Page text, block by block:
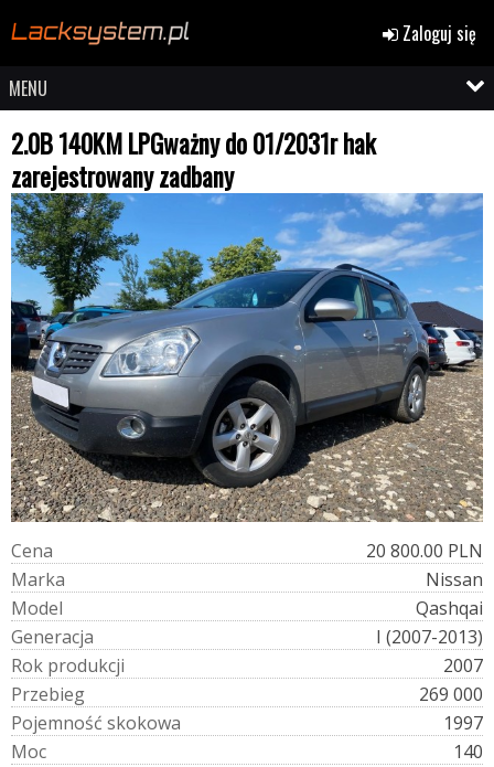
Zaloguj się
MENU
2.0B 140KM LPGważny do 01/2031r hak
zarejestrowany zadbany
Cena
20 800.00 PLN
Marka
Nissan
Model
Qashqai
Generacja
I (2007-2013)
Rok produkcji
2007
Przebieg
269 000
Pojemność skokowa
1997
Moc
140